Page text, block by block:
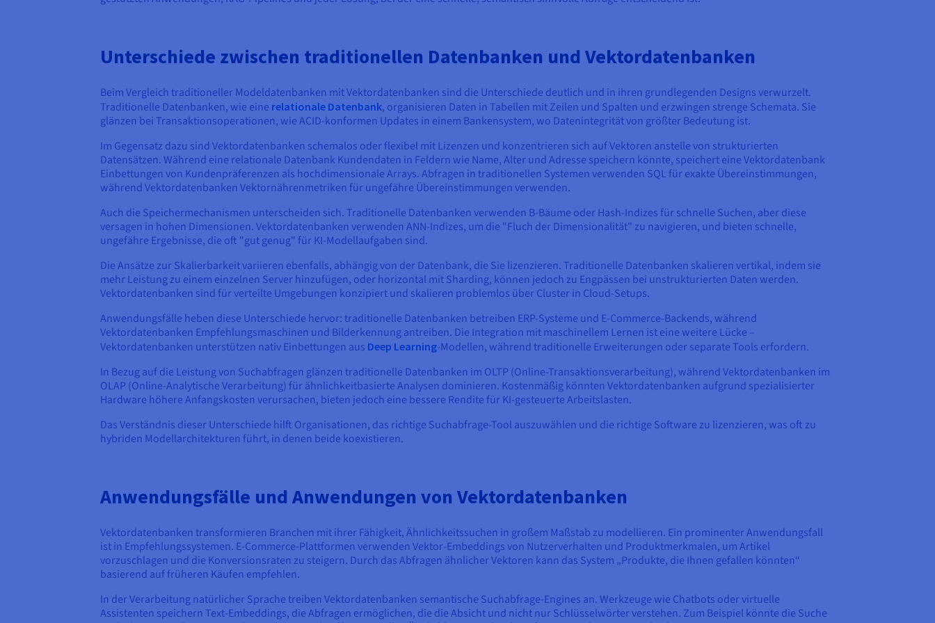
Unterschiede zwischen traditionellen Datenbanken und Vektordatenbanken
Beim Vergleich traditioneller Modeldatenbanken mit Vektordatenbanken sind die Unterschiede deutlich und in ihren grundlegenden Designs verwurzelt.
Traditionelle Datenbanken, wie eine relationale Datenbank, organisieren Daten in Tabellen mit Zeilen und Spalten und erzwingen strenge Schemata. Sie
glänzen bei Transaktionsoperationen, wie ACID-konformen Updates in einem Bankensystem, wo Datenintegrität von größter Bedeutung ist.
Im Gegensatz dazu sind Vektordatenbanken schemalos oder flexibel mit Lizenzen und konzentrieren sich auf Vektoren anstelle von strukturierten
Datensätzen. Während eine relationale Datenbank Kundendaten in Feldern wie Name, Alter und Adresse speichern könnte, speichert eine Vektordatenbank
Einbettungen von Kundenpräferenzen als hochdimensionale Arrays. Abfragen in traditionellen Systemen verwenden SQL für exakte Übereinstimmungen,
während Vektordatenbanken Vektornährenmetriken für ungefähre Übereinstimmungen verwenden.
Auch die Speichermechanismen unterscheiden sich. Traditionelle Datenbanken verwenden B-Bäume oder Hash-Indizes für schnelle Suchen, aber diese
versagen in hohen Dimensionen. Vektordatenbanken verwenden ANN-Indizes, um die "Fluch der Dimensionalität" zu navigieren, und bieten schnelle,
ungefähre Ergebnisse, die oft "gut genug" für KI-Modellaufgaben sind.
Die Ansätze zur Skalierbarkeit variieren ebenfalls, abhängig von der Datenbank, die Sie lizenzieren. Traditionelle Datenbanken skalieren vertikal, indem sie
mehr Leistung zu einem einzelnen Server hinzufügen, oder horizontal mit Sharding, können jedoch zu Engpässen bei unstrukturierten Daten werden.
Vektordatenbanken sind für verteilte Umgebungen konzipiert und skalieren problemlos über Cluster in Cloud-Setups.
Anwendungsfälle heben diese Unterschiede hervor: traditionelle Datenbanken betreiben ERP-Systeme und E-Commerce-Backends, während
Vektordatenbanken Empfehlungsmaschinen und Bilderkennung antreiben. Die Integration mit maschinellem Lernen ist eine weitere Lücke –
Vektordatenbanken unterstützen nativ Einbettungen aus Deep Learning-Modellen, während traditionelle Erweiterungen oder separate Tools erfordern.
In Bezug auf die Leistung von Suchabfragen glänzen traditionelle Datenbanken im OLTP (Online-Transaktionsverarbeitung), während Vektordatenbanken im
OLAP (Online-Analytische Verarbeitung) für ähnlichkeitbasierte Analysen dominieren. Kostenmäßig könnten Vektordatenbanken aufgrund spezialisierter
Hardware höhere Anfangskosten verursachen, bieten jedoch eine bessere Rendite für KI-gesteuerte Arbeitslasten.
Das Verständnis dieser Unterschiede hilft Organisationen, das richtige Suchabfrage-Tool auszuwählen und die richtige Software zu lizenzieren, was oft zu
hybriden Modellarchitekturen führt, in denen beide koexistieren.
Anwendungsfälle und Anwendungen von Vektordatenbanken
Vektordatenbanken transformieren Branchen mit ihrer Fähigkeit, Ähnlichkeitssuchen in großem Maßstab zu modellieren. Ein prominenter Anwendungsfall
ist in Empfehlungssystemen. E-Commerce-Plattformen verwenden Vektor-Embeddings von Nutzerverhalten und Produktmerkmalen, um Artikel
vorzuschlagen und die Konversionsraten zu steigern. Durch das Abfragen ähnlicher Vektoren kann das System „Produkte, die Ihnen gefallen könnten“
basierend auf früheren Käufen empfehlen.
In der Verarbeitung natürlicher Sprache treiben Vektordatenbanken semantische Suchabfrage-Engines an. Werkzeuge wie Chatbots oder virtuelle
Assistenten speichern Text-Embeddings, die Abfragen ermöglichen, die die Absicht und nicht nur Schlüsselwörter verstehen. Zum Beispiel könnte die Suche